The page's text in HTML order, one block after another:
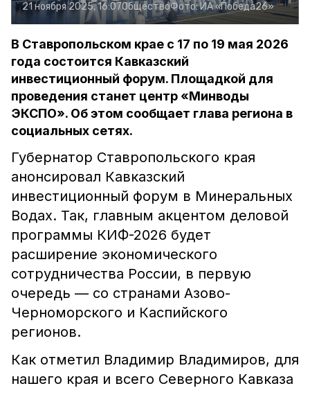
21 ноября 2025, 16:07ОбществоФото:ИА «Победа26»
В Ставропольском крае с 17 по 19 мая 2026
года состоится Кавказский
инвестиционный форум. Площадкой для
проведения станет центр «Минводы
ЭКСПО». Об этом сообщает глава региона в
социальных сетях.
Губернатор Ставропольского края
анонсировал Кавказский
инвестиционный форум в Минеральных
Водах. Так, главным акцентом деловой
программы КИФ-2026 будет
расширение экономического
сотрудничества России, в первую
очередь — со странами Азово-
Черноморского и Каспийского
регионов.
Как отметил Владимир Владимиров, для
нашего края и всего Северного Кавказа